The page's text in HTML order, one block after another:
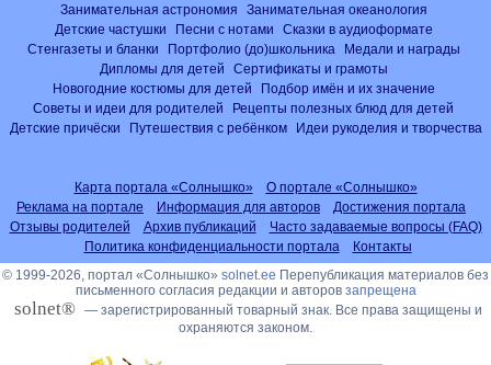
Занимательная астрономия
Занимательная океанология
Детские частушки
Песни с нотами
Сказки в аудиоформате
Стенгазеты и бланки
Портфолио (до)школьника
Медали и награды
Дипломы для детей
Сертификаты и грамоты
Новогодние костюмы для детей
Подбор имён и их значение
Советы и идеи для родителей
Рецепты полезных блюд для детей
Детские причёски
Путешествия с ребёнком Идеи рукоделия и творчества
Карта портала «Солнышко»
О портале «Солнышко»
Реклама на портале
Информация для авторов
Достижения портала
Отзывы родителей
Архив публикаций
Часто задаваемые вопросы (FAQ)
Политика конфиденциальности портала
Контакты
© 1999-2026, портал «Солнышко» solnet.ee Перепубликация материалов без
письменного согласия редакции и авторов запрещена
solnet® — зарегистрированный товарный знак. Все права защищены и
охраняются законом.